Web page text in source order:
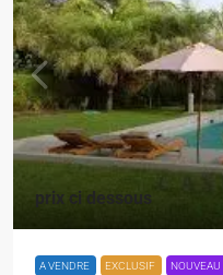
prix ci dessous
A VENDRE EXCLUSIF NOUVEAU